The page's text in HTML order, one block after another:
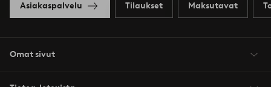
Asiakaspalvelu Tilaukset Maksutavat
Omat sivut